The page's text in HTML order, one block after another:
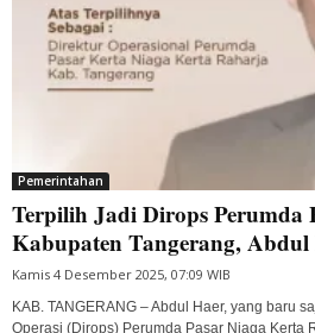
Pemerintahan
Terpilih Jadi Dirops Perumda
Kabupaten Tangerang,
Kamis 4 Desember 2025, 07:09 WIB
KAB. TANGERANG – Abdul Haer, yang baru
Operasi (Dirops) Perumda Pasar Niaga Kerta